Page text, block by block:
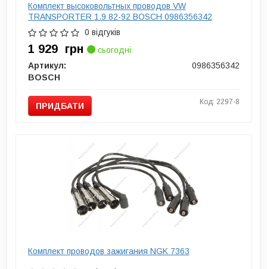
Комплект высоковольтных проводов VW
TRANSPORTER 1.9 82-92 BOSCH 0986356342
0 відгуків
1 929 грн
сьогодні
Артикул:
0986356342
BOSCH
ПРИДБАТИ Код: 2297-8
Комплект проводов зажигания NGK 7363